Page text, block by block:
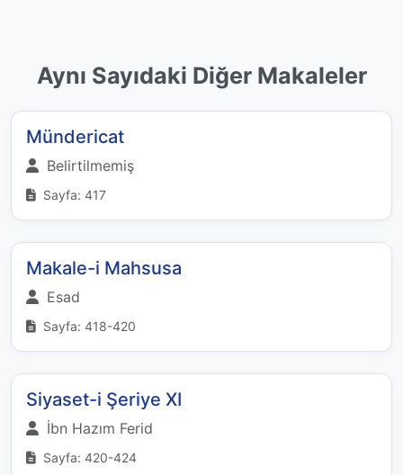
Aynı Sayıdaki Diğer Makaleler
Mündericat
Belirtilmemiş
Sayfa: 417
Makale-i Mahsusa
Esad
Sayfa: 418-420
Siyaset-i Şeriye XI
İbn Hazım Ferid
Sayfa: 420-424